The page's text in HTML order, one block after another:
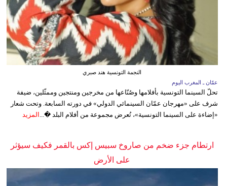
النجمة التونسية هند صبري
عمّان ـ المغرب اليوم
تحلّ السينما التونسية بأفلامها وصُنّاعها من مخرجين ومنتجين وممثّلين، ضيفة
شرف على «مهرجان عمّان السينمائي الدولي» في دورته السابعة. وتحت شعار
«إضاءة على السينما التونسية»، تُعرض مجموعة من أفلام البلد �... المزيد
ارتطام جزء ضخم من صاروخ سبيس إكس بالقمر فكيف سيؤثر
على الأرض